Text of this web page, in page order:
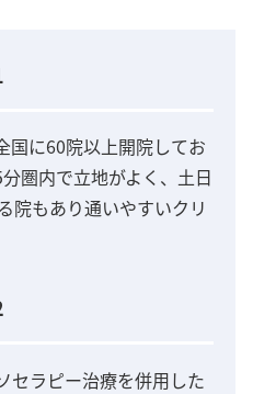
国に60院以上開院してお
圏内で立地がよく、土日
院もあり通いやすいクリ
セラピー治療を併用した